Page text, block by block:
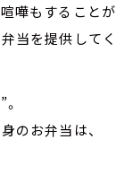
嘩もすることが
当を提供してく
のお弁当は、